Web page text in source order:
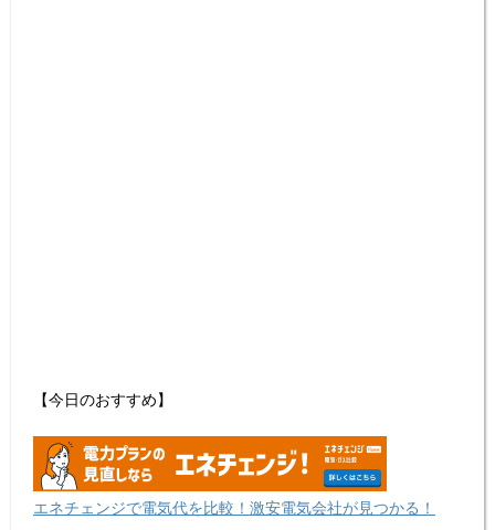
【今日のおすすめ】
エネチェンジで電気代を比較！激安電気会社が見つかる！